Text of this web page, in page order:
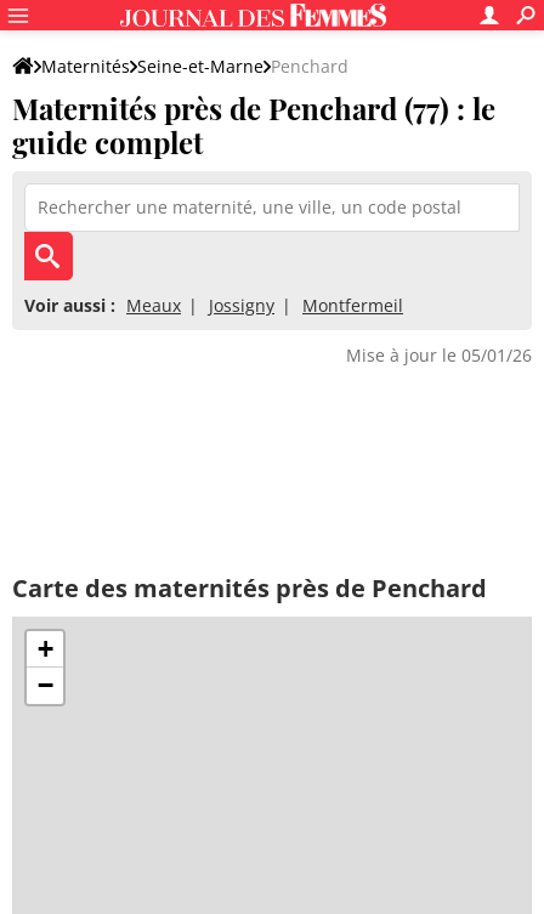
Maternités Seine-et-Marne Penchard
Maternités près de Penchard (77) : le
guide complet
Voir aussi : Meaux Jossigny Montfermeil
Mise à jour le 05/01/26
Carte des maternités près de Penchard
+
−